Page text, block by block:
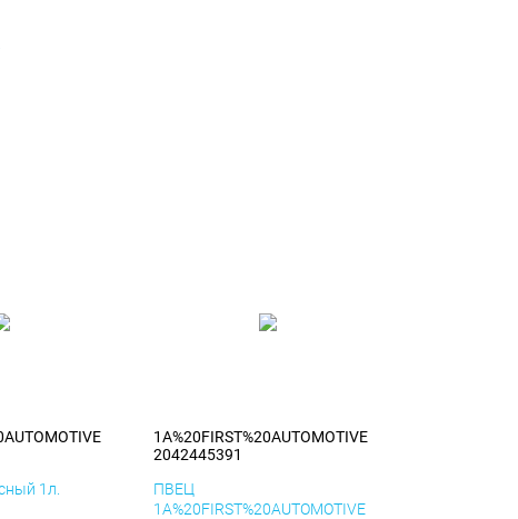
1л.
1A%20FIRST%20AUTOMOTIVE
2042445391
ПВЕЦ
1A%20FIRST%20AUTOMOTIVE